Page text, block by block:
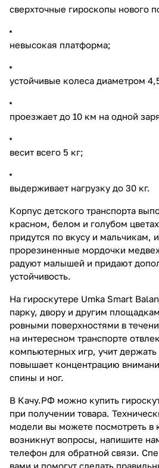
сверхточные гироскопы нового
невысокая платформа;
устойчивые колеса диаметром
проезжает до 10 км на одной
весит всего 5 кг;
выдерживает нагрузку до 30 кг.
Корпус детского транспорта
красном, белом и голубом
придутся по вкусу и мальчикам,
прорезиненные мордочки
радуют малышей и придают
устойчивость.
На гироскутере Umka Smart
парку, двору и другим
ровными поверхностями в
на интересном транспорте
компьютерных игр, учит держать
повышает концентрацию
спины и ног.
В Качу.РФ можно купить
при получении товара.
модели вы можете посмотреть в
возникнут вопросы, напишите
телефон для обратной связи.
вами и помогут сделать